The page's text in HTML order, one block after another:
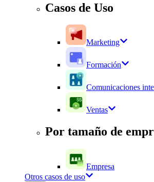
Casos de Uso
Marketing
Formación
Comunicaciones
Ventas
Por tamaño de
Empresa
Otros casos de uso